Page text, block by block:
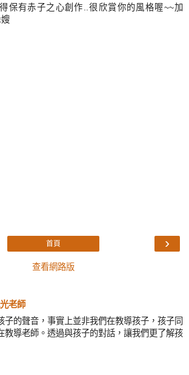
保有赤子之心創作..很欣賞你的風格喔~~加
›
首頁
查看網路版
老師
子的聲音，事實上並非我們在教導孩子，孩子同
教導老師。透過與孩子的對話，讓我們更了解孩